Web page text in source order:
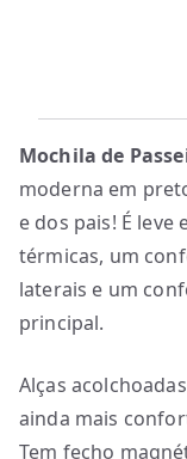
Mochila de
moderna em
e dos pais! É
térmicas, um
laterais e um
principal.
Alças
ainda mais
Tem fecho